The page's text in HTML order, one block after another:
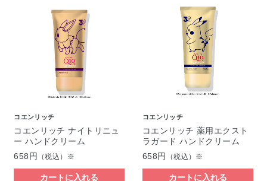
コエンリッチ
コエンリッチ ナイトリニュ
ー ハンドクリーム
658円
（税込）※
カートに入れる
コエンリッチ
コエンリッチ 薬用エクスト
ラガード ハンドクリーム
658円
（税込）※
カートに入れる